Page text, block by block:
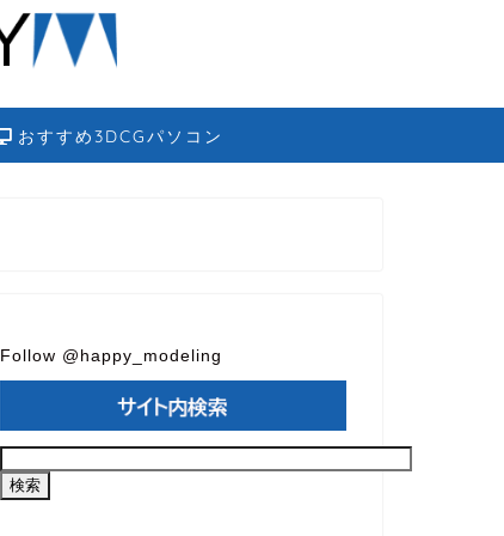
おすすめ3DCGパソコン
Follow @happy_modeling